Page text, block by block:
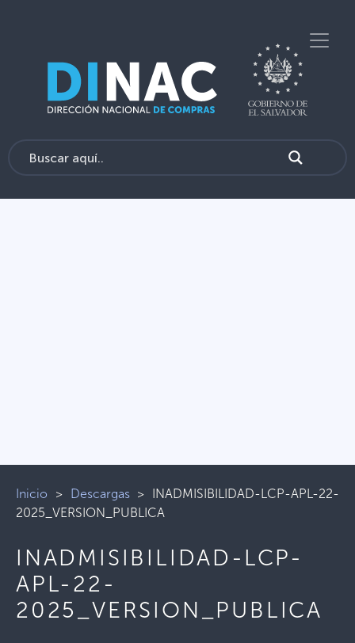
Inicio > Descargas> INADMISIBILIDAD-LCP-APL-22-
2025_VERSION_PUBLICA
INADMISIBILIDAD-LCP-
APL-22-
2025_VERSION_PUBLICA